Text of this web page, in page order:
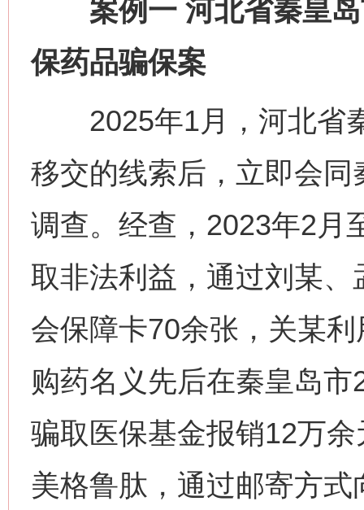
案例一 河北省秦皇岛
保药品骗保案
2025年1月，河北省
移交的线索后，立即会
调查。经查，2023年2月
取非法利益，通过刘某
会保障卡70余张，关某
购药名义先后在秦皇岛
骗取医保基金报销12万
美格鲁肽，通过邮寄方